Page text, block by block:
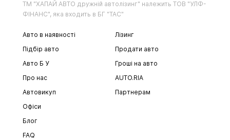
ТМ "ХАПАЙ АВТО дружній автолізинг" належить ТОВ "УЛФ-
ФІНАНС", яка входить в БГ "ТАС"
Авто в наявності
Підбір авто
Авто Б У
Про нас
Автовикуп
Лізинг
Продати авто
Гроші на авто
AUTO.RIA
Партнерам
Офіси
Блог
FAQ